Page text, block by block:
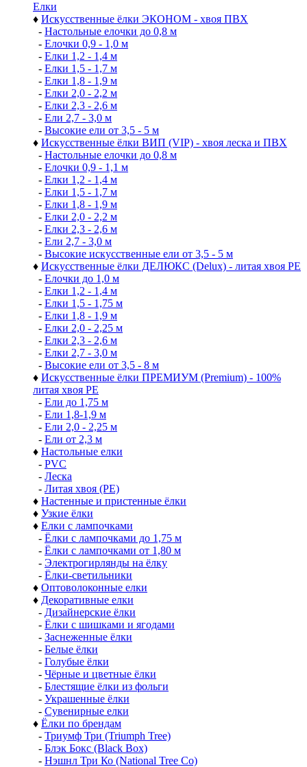
Елки
♦ Искусственные ёлки ЭКОНОМ - хвоя ПВХ
- Настольные елочки до 0,8 м
- Елочки 0,9 - 1,0 м
- Елки 1,2 - 1,4 м
- Елки 1,5 - 1,7 м
- Елки 1,8 - 1,9 м
- Елки 2,0 - 2,2 м
- Елки 2,3 - 2,6 м
- Ели 2,7 - 3,0 м
- Высокие ели от 3,5 - 5 м
♦ Искусственные ёлки ВИП (VIP) - хвоя леска и ПВХ
- Настольные елочки до 0,8 м
- Елочки 0,9 - 1,1 м
- Елки 1,2 - 1,4 м
- Елки 1,5 - 1,7 м
- Елки 1,8 - 1,9 м
- Елки 2,0 - 2,2 м
- Елки 2,3 - 2,6 м
- Ели 2,7 - 3,0 м
- Высокие искусственные ели от 3,5 - 5 м
♦ Искусственные ёлки ДЕЛЮКС (Delux) - литая хвоя РЕ
- Елочки до 1,0 м
- Елки 1,2 - 1,4 м
- Елки 1,5 - 1,75 м
- Елки 1,8 - 1,9 м
- Елки 2,0 - 2,25 м
- Елки 2,3 - 2,6 м
- Елки 2,7 - 3,0 м
- Высокие ели от 3,5 - 8 м
♦ Искусственные ёлки ПРЕМИУМ (Premium) - 100%
литая хвоя РЕ
- Ели до 1,75 м
- Ели 1,8-1,9 м
- Ели 2,0 - 2,25 м
- Ели от 2,3 м
♦ Настольные елки
- PVC
- Леска
- Литая хвоя (РЕ)
♦ Настенные и пристенные ёлки
♦ Узкие ёлки
♦ Елки с лампочками
- Ёлки с лампочками до 1,75 м
- Ёлки с лампочками от 1,80 м
- Электрогирлянды на ёлку
- Ёлки-светильники
♦ Оптоволоконные елки
♦ Декоративные елки
- Дизайнерские ёлки
- Ёлки с шишками и ягодами
- Заснеженные ёлки
- Белые ёлки
- Голубые ёлки
- Чёрные и цветные ёлки
- Блестящие ёлки из фольги
- Украшенные ёлки
- Сувенирные елки
♦ Ёлки по брендам
- Триумф Три (Triumph Tree)
- Блэк Бокс (Black Box)
- Нэшнл Три Ко (National Tree Co)